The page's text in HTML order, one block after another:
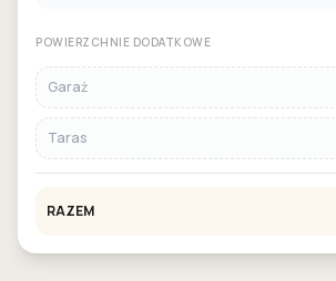
POWIERZCHNIE DODATKOWE
Garaż
Taras
RAZEM